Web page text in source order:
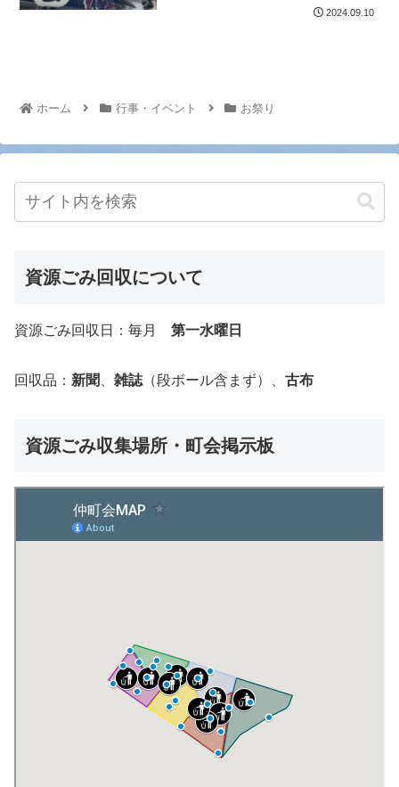
2024.09.10
ホーム 行事・イベント お祭り
資源ごみ回収について
資源ごみ回収日：毎月 第一水曜日
回収品： 新聞 雑誌 （段ボール含まず）、 古布
資源ごみ収集場所・町会掲示板